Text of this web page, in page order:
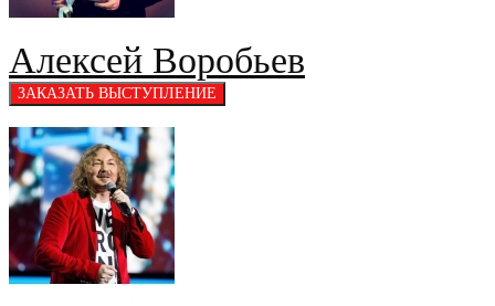
Алексей Воробьев